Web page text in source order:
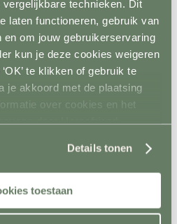
technieken. Dit
laten functioneren, gebruik van
om jouw gebruikerservaring
kun je deze cookies weigeren
te klikken of gebruik te
je akkoord met de plaatsing
over cookies en het
door Horsefriend
Details tonen
toestaan